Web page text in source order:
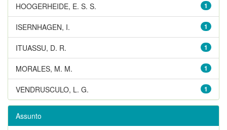
1
HOOGERHEIDE, E. S. S.
1
ISERNHAGEN, I.
1
ITUASSU, D. R.
1
MORALES, M. M.
1
VENDRUSCULO, L. G.
Assunto